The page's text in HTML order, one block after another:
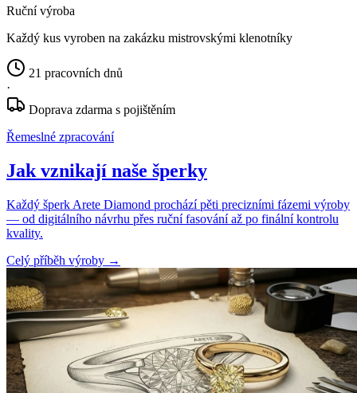
Ruční výroba
Každý kus vyroben na zakázku mistrovskými klenotníky
21 pracovních dnů
·
Doprava zdarma s pojištěním
Řemeslné zpracování
Jak vznikají naše šperky
Každý šperk Arete Diamond prochází pěti precizními fázemi výroby
— od digitálního návrhu přes ruční fasování až po finální kontrolu
kvality.
Celý příběh výroby →